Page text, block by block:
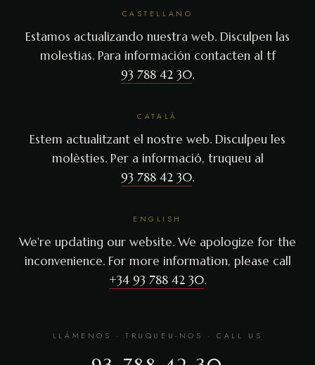
CASTELLANO
Estamos actualizando nuestra web. Disculpen las
molestias. Para información contacten al tf
93 788 42 30.
CATALÀ
Estem actualitzant el nostre web. Disculpeu les
molèsties. Per a informació, truqueu al
93 788 42 30.
ENGLISH
We're updating our website. We apologize for the
inconvenience. For more information, please call
+34 93 788 42 30.
LLÁMENOS · TRUQUEU-NOS · CALL US